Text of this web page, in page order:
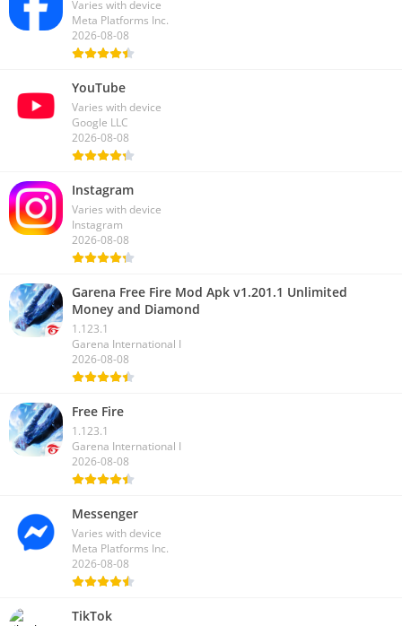
Varies with device
Meta Platforms Inc.
2026-08-08
YouTube
Varies with device
Google LLC
2026-08-08
Instagram
Varies with device
Instagram
2026-08-08
Garena Free Fire Mod Apk v1.201.1 Unlimited
Money and Diamond
1.123.1
Garena International I
2026-08-08
Free Fire
1.123.1
Garena International I
2026-08-08
Messenger
Varies with device
Meta Platforms Inc.
2026-08-08
TikTok